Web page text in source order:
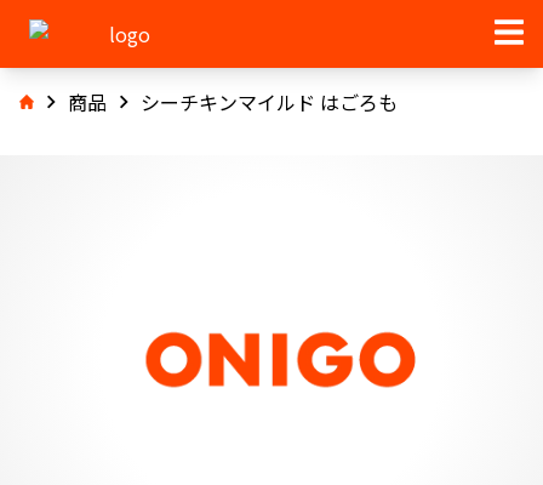
商品 シーチキンマイルド はごろも